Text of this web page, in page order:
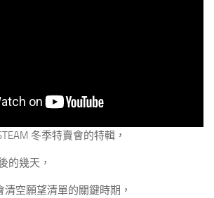
冬季特賣會的特輯，
的幾天，
清空願望清單的關鍵時期，